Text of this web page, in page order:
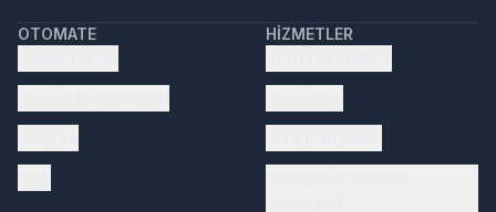
OTOMATE HIZMETLER